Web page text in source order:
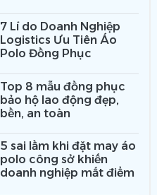
7 Lí do Doanh Nghiệp
Logistics Ưu Tiên Áo
Polo Đồng Phục
Top 8 mẫu đồng phục
bảo hộ lao động đẹp,
bền, an toàn
5 sai lầm khi đặt may áo
polo công sở khiến
doanh nghiệp mất điểm